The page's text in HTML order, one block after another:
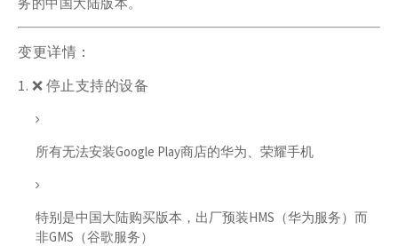
变更详情：
1. ❌ 停止支持的设备
所有无法安装Google Play商店的华为、荣耀手机
特别是中国大陆购买版本 ，出厂预装HMS（华为服务）而
非GMS（谷歌服务）